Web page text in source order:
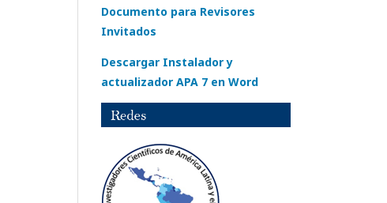
Documento para Revisores
Invitados
Descargar Instalador y
actualizador APA 7 en Word